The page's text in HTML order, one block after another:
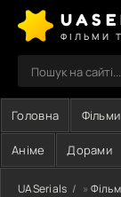
ФІЛЬМИ
Головна Фільми
Аніме Дорами
UASerials »